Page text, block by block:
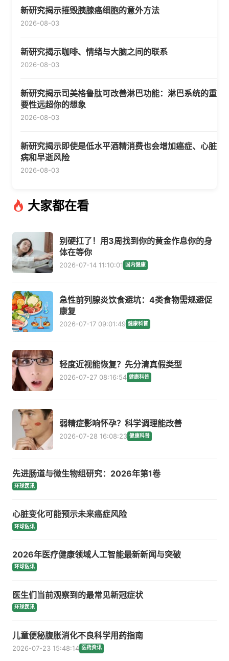
新研究揭示摧毁胰腺癌细胞的意外方法
2026-08-03
新研究揭示咖啡、情绪与大脑之间的联系
2026-08-03
新研究揭示司美格鲁肽可改善淋巴功能：淋巴系统的重
要性远超你的想象
2026-08-03
新研究揭示即使是低水平酒精消费也会增加癌症、心脏
病和早逝风险
2026-08-03
大家都在看
别硬扛了！用3周找到你的黄金作息你的身
体在等你
2026-07-14 11:10:01 国内健康
急性前列腺炎饮食避坑：4类食物需规避促
康复
2026-07-17 09:01:49 健康科普
轻度近视能恢复？先分清真假类型
2026-07-27 08:16:54 健康科普
弱精症影响怀孕？科学调理能改善
2026-07-28 16:08:23 健康科普
先进肠道与微生物组研究：2026年第1卷
环球医讯
心脏变化可能预示未来癌症风险
环球医讯
2026年医疗健康领域人工智能最新新闻与突破
环球医讯
医生们当前观察到的最常见新冠症状
环球医讯
儿童便秘腹胀消化不良科学用药指南
2026-07-23 15:48:14 医药资讯